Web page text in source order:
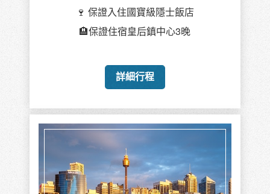
🍷 保證入住國寶級隱士飯店
🏨保證住宿皇后鎮中心3晚
詳細行程